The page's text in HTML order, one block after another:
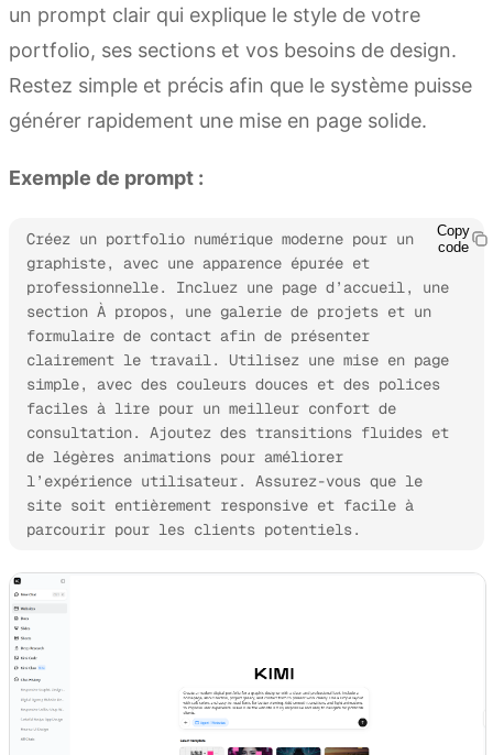
un prompt clair qui explique le style de votre
portfolio, ses sections et vos besoins de design.
Restez simple et précis afin que le système puisse
générer rapidement une mise en page solide.
Exemple de prompt :
Créez un portfolio numérique moderne pour un
graphiste, avec une apparence épurée et
professionnelle. Incluez une page d’accueil, une
section À propos, une galerie de projets et un
formulaire de contact afin de présenter
clairement le travail. Utilisez une mise en page
simple, avec des couleurs douces et des polices
faciles à lire pour un meilleur confort de
consultation. Ajoutez des transitions fluides et
de légères animations pour améliorer
l’expérience utilisateur. Assurez-vous que le
site soit entièrement responsive et facile à
parcourir pour les clients potentiels.
Copy
code